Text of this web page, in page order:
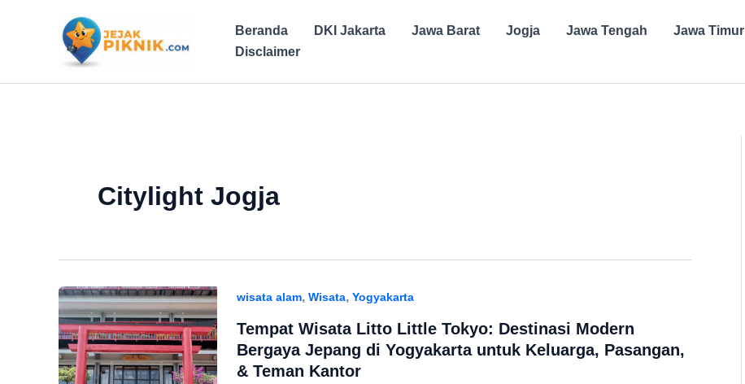
Beranda DKI Jakarta Jawa Barat Jogja Jawa Tengah Jawa Timur
Disclaimer
Citylight Jogja
wisata alam, Wisata, Yogyakarta
Tempat Wisata Litto Little Tokyo: Destinasi Modern
Bergaya Jepang di Yogyakarta untuk Keluarga, Pasangan,
& Teman Kantor